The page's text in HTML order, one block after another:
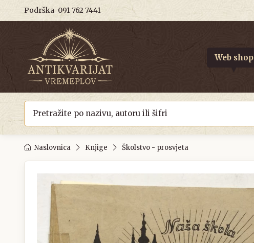
Podrška 091 762 7441
Web shop
Naslovnica Knjige Školstvo - prosvjeta